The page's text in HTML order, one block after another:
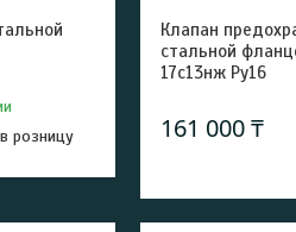
розницу
Клапан
стальной
17с13нж Ру16
161 000 ₸